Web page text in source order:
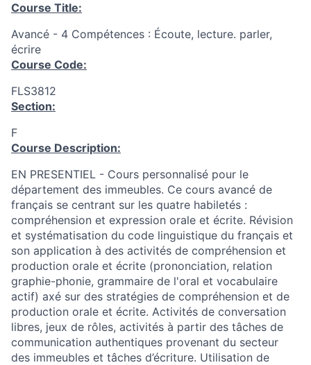
Course Title:
Avancé - 4 Compétences : Écoute, lecture. parler,
écrire
Course Code:
FLS3812
Section:
F
Course Description:
EN PRESENTIEL - Cours personnalisé pour le
département des immeubles. Ce cours avancé de
français se centrant sur les quatre habiletés :
compréhension et expression orale et écrite. Révision
et systématisation du code linguistique du français et
son application à des activités de compréhension et
production orale et écrite (prononciation, relation
graphie-phonie, grammaire de l'oral et vocabulaire
actif) axé sur des stratégies de compréhension et de
production orale et écrite. Activités de conversation
libres, jeux de rôles, activités à partir des tâches de
communication authentiques provenant du secteur
des immeubles et tâches d’écriture. Utilisation de